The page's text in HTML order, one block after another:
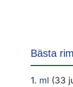
Bästa
1. ml (33